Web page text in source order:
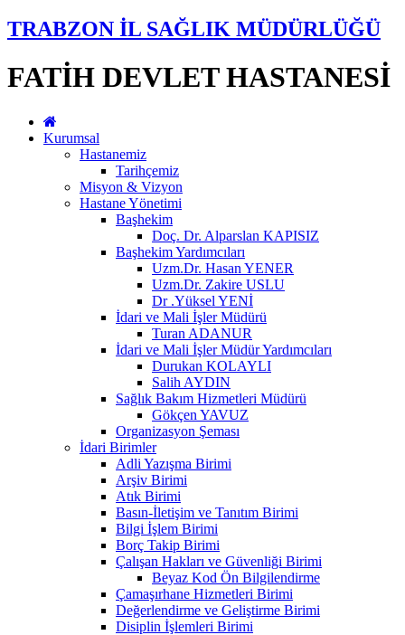
TRABZON İL SAĞLIK MÜDÜRLÜĞÜ
FATİH DEVLET HASTANESİ
Kurumsal
Hastanemiz
Tarihçemiz
Misyon & Vizyon
Hastane Yönetimi
Başhekim
Doç. Dr. Alparslan KAPISIZ
Başhekim Yardımcıları
Uzm.Dr. Hasan YENER
Uzm.Dr. Zakire USLU
Dr .Yüksel YENİ
İdari ve Mali İşler Müdürü
Turan ADANUR
İdari ve Mali İşler Müdür Yardımcıları
Durukan KOLAYLI
Salih AYDIN
Sağlık Bakım Hizmetleri Müdürü
Gökçen YAVUZ
Organizasyon Şeması
İdari Birimler
Adli Yazışma Birimi
Arşiv Birimi
Atık Birimi
Basın-İletişim ve Tanıtım Birimi
Bilgi İşlem Birimi
Borç Takip Birimi
Çalışan Hakları ve Güvenliği Birimi
Beyaz Kod Ön Bilgilendirme
Çamaşırhane Hizmetleri Birimi
Değerlendirme ve Geliştirme Birimi
Disiplin İşlemleri Birimi